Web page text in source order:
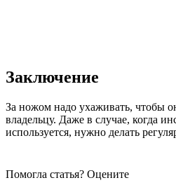
Заключение
За ножом надо ухаживать, чтобы
владельцу. Даже в случае, когда
используется, нужно делать
Помогла статья? Оцените